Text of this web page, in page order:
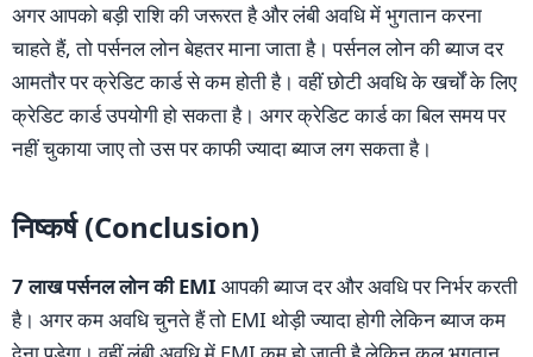
अगर आपको बड़ी राशि की जरूरत है और लंबी अवधि में भुगतान करना
चाहते हैं, तो पर्सनल लोन बेहतर माना जाता है। पर्सनल लोन की ब्याज दर
आमतौर पर क्रेडिट कार्ड से कम होती है। वहीं छोटी अवधि के खर्चों के लिए
क्रेडिट कार्ड उपयोगी हो सकता है। अगर क्रेडिट कार्ड का बिल समय पर
नहीं चुकाया जाए तो उस पर काफी ज्यादा ब्याज लग सकता है।
निष्कर्ष (Conclusion)
7 लाख पर्सनल लोन की EMI आपकी ब्याज दर और अवधि पर निर्भर करती
है। अगर कम अवधि चुनते हैं तो EMI थोड़ी ज्यादा होगी लेकिन ब्याज कम